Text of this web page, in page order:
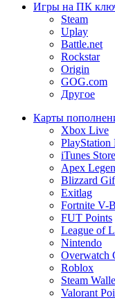
Игры на ПК
Steam
Uplay
Battle.net
Rockstar
Origin
GOG.com
Другое
Карты
Xbox Live
iTunes Store
Apex
Blizzard
Exitlag
Fortnite V-
FUT Points
League of
Nintendo
Overwatch
Roblox
Steam
Valorant